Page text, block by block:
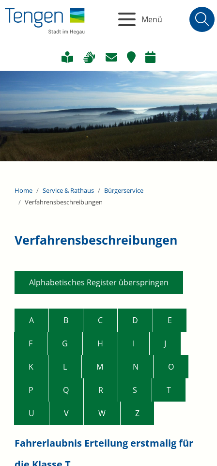
Menü
Home Service & Rathaus
Bürgerservice
Verfahrensbeschreibungen
Verfahrensbeschreibungen
Alphabetisches Register überspringen
A B C D E
F G H I J
K L M N O
P Q R S T
U V W Z
Fahrerlaubnis Erteilung erstmalig für